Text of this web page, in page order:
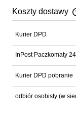
Koszty dostawy
Cena nie zawiera
Kurier DPD
InPost Paczkomaty
Kurier DPD pobranie
odbiór osobisty (w